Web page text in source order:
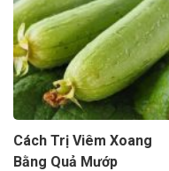
Cách Trị Viêm Xoang
Bằng Quả Mướp